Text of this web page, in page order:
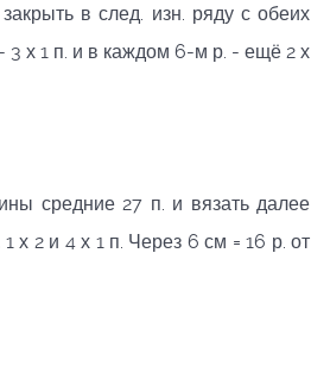
в след. изн. ряду с обеих
3 х 1 п. и в каждом 6-м р. - ещё 2 х
средние 27 п. и вязать далее
х 2 и 4 х 1 п. Через 6 см = 16 р. от